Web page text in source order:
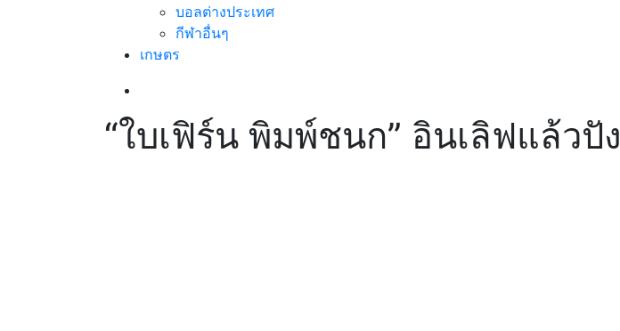
บอลต่างประเทศ
กีฬาอื่นๆ
เกษตร
“ใบเฟิร์น พิมพ์ชนก” อินเลิฟแล้วปัง